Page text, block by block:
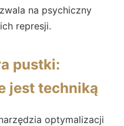
na psychiczny
represji.
pustki:
jest techniką
optymalizacji